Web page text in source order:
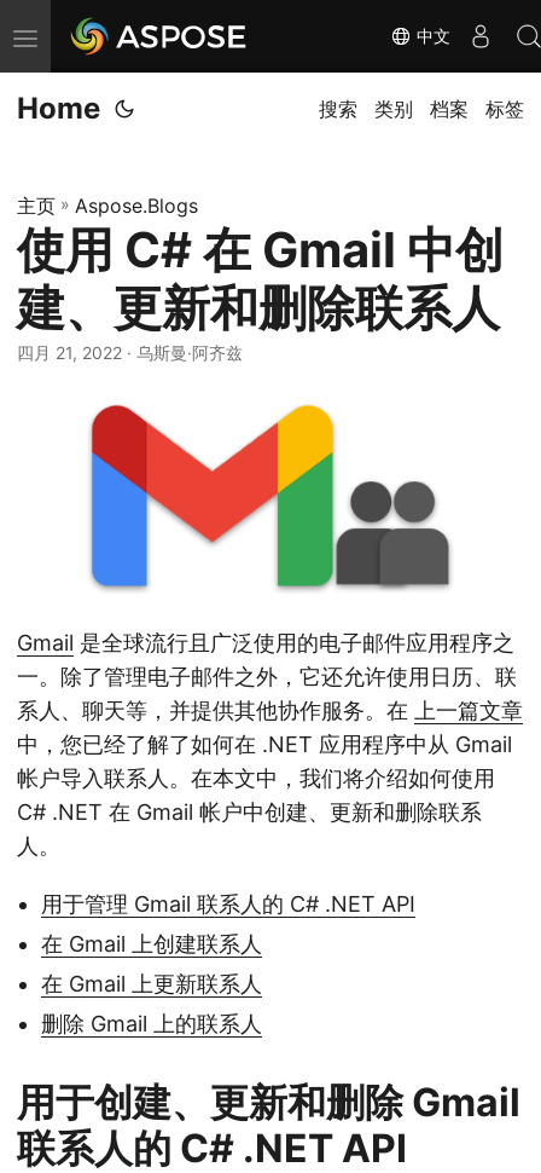
切
换
导
中文
Home 搜索 类别 档案 标签
主页 » Aspose.Blogs
使用 C# 在 Gmail 中创
建、更新和删除联系人
四月 21, 2022 · 乌斯曼·阿齐兹
Gmail 是全球流行且广泛使用的电子邮件应用程序之
一。除了管理电子邮件之外，它还允许使用日历、联
系人、聊天等，并提供其他协作服务。在
上一篇文章
中，您已经了解了如何在 .NET 应用程序中从 Gmail
帐户导入联系人。在本文中，我们将介绍如何使用
C# .NET 在 Gmail 帐户中创建、更新和删除联系
人。
用于管理 Gmail 联系人的 C# .NET API
在 Gmail 上创建联系人
在 Gmail 上更新联系人
删除 Gmail 上的联系人
用于创建、更新和删除 Gmail
联系人的 C# .NET API